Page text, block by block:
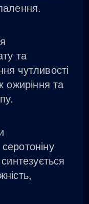
та
чутливості
ожиріння та